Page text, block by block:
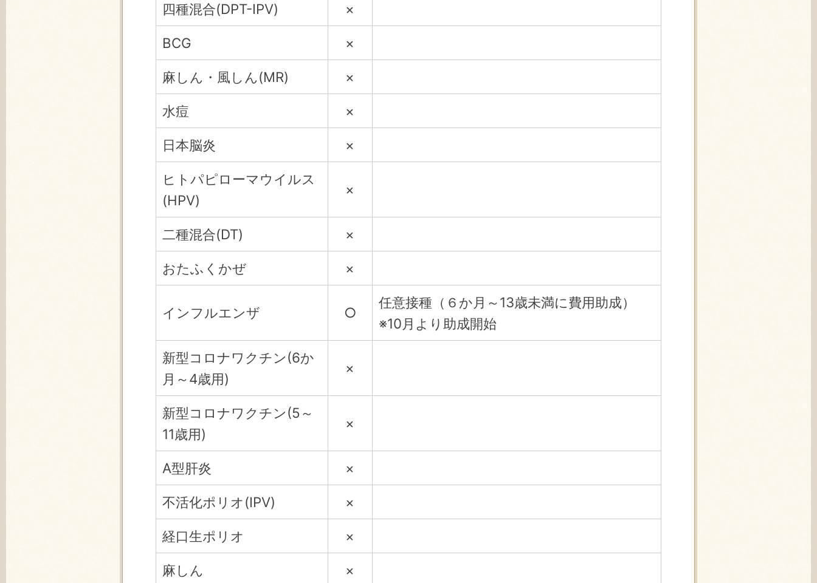
四種混合(DPT-IPV) ×
BCG ×
麻しん・風しん(MR) ×
水痘 ×
日本脳炎 ×
ヒトパピローマウイルス
(HPV)
×
二種混合(DT) ×
おたふくかぜ ×
インフルエンザ ○
任意接種（６か月～13歳未満に費用助成）
※10月より助成開始
新型コロナワクチン(6か
月～4歳用)
×
新型コロナワクチン(5～
11歳用)
×
A型肝炎 ×
不活化ポリオ(IPV) ×
経口生ポリオ ×
麻しん ×